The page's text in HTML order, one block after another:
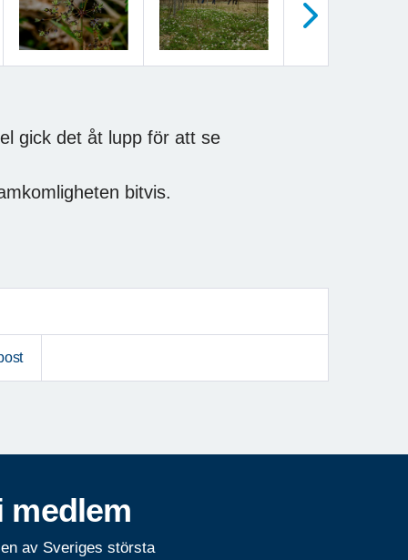
gick det åt lupp för att se
bitvis.
medlem
av Sveriges största